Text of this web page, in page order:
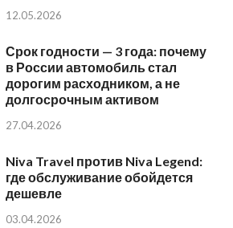
12.05.2026
Срок годности — 3 года: почему
в России автомобиль стал
дорогим расходником, а не
долгосрочным активом
27.04.2026
Niva Travel против Niva Legend:
где обслуживание обойдется
дешевле
03.04.2026